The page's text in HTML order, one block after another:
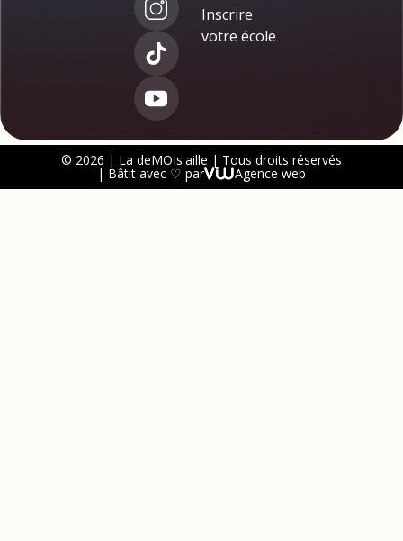
Inscrire
votre école
© 2026 | La deMOIs'aille | Tous droits réservés
| Bâtit avec ♡ par Agence web